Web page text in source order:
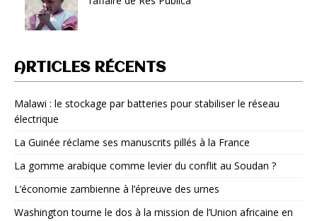
ARTICLES RÉCENTS
Malawi : le stockage par batteries pour stabiliser le réseau
électrique
La Guinée réclame ses manuscrits pillés à la France
La gomme arabique comme levier du conflit au Soudan ?
L’économie zambienne à l’épreuve des urnes
Washington tourne le dos à la mission de l’Union africaine en